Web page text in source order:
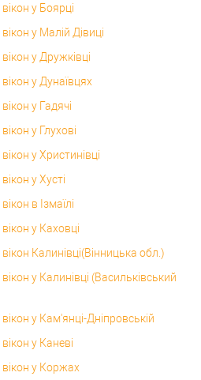
у Боярці
у Малій Дівиці
у Дружківці
у Дунаївцях
у Гадячі
у Глухові
у Христинівці
у Хусті
в Ізмаїлі
у Каховці
Калинівці(Вінницька обл.)
у Калинівці (Васильківський
у Кам'янці-Дніпровській
у Каневі
у Коржах